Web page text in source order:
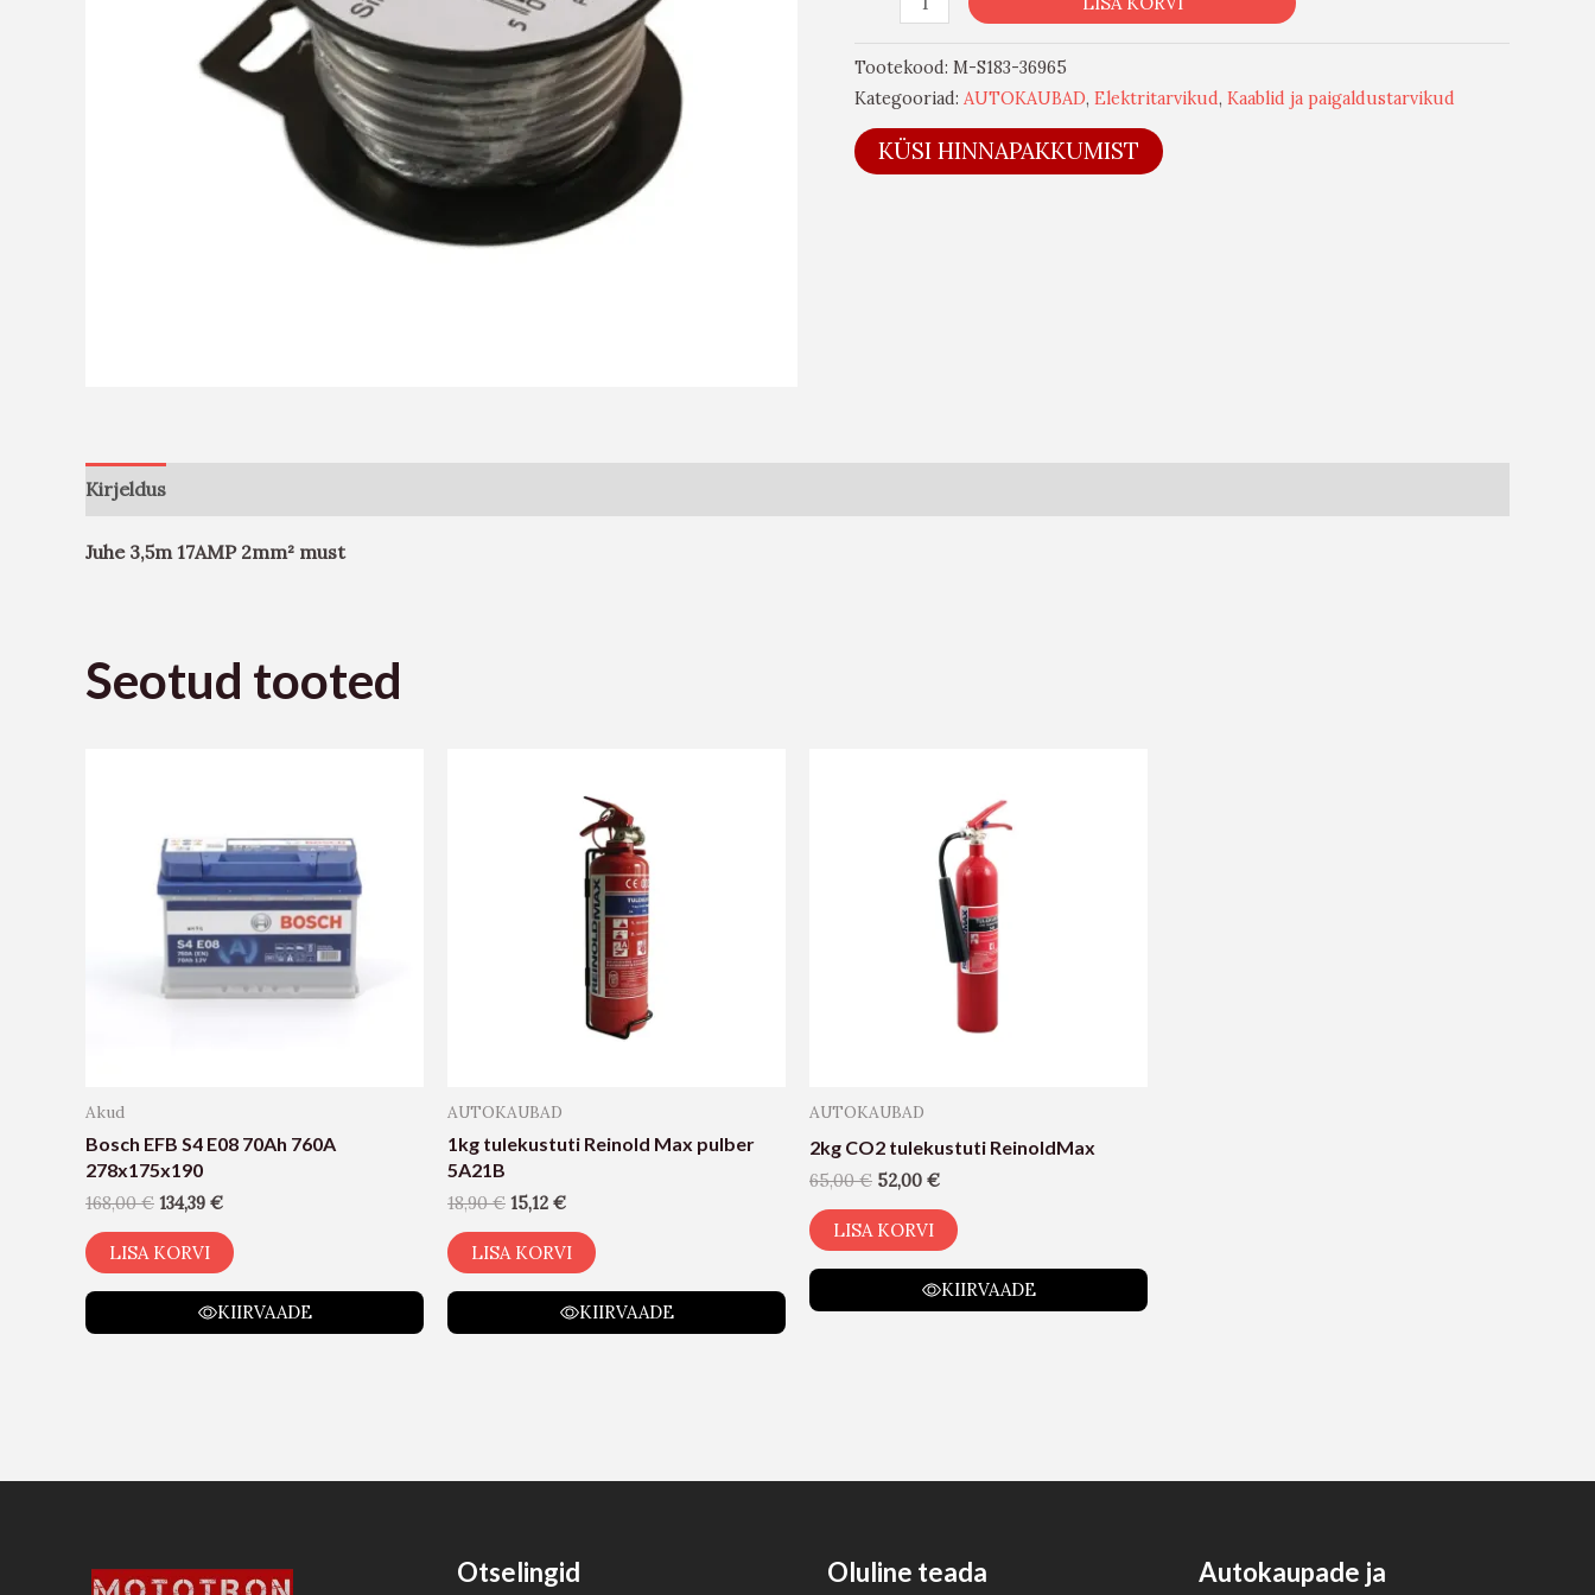
Tootekood: M-S183-36965
Kategooriad: AUTOKAUBAD, Elektritarvikud, Kaablid ja paigaldustarvikud
KÜSI HINNAPAKKUMIST
Kirjeldus
Juhe 3,5m 17AMP 2mm² must
Seotud tooted
Akud
Bosch EFB S4 E08 70Ah 760A
278x175x190
168,00€ 134,39 €
LISA KORVI
KIIRVAADE
AUTOKAUBAD
1kg tulekustuti Reinold Max pulber
5A21B
18,90€ 15,12 €
LISA KORVI
KIIRVAADE
AUTOKAUBAD
2kg CO2 tulekustuti ReinoldMax
65,00€ 52,00 €
LISA KORVI
KIIRVAADE
Otselingid Oluline teada
Autokaupade ja